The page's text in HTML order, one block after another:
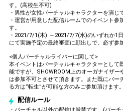
す。(高校生不可)
・男性が女性バーチャルキャラクターを演じ
・運営が用意した配信ルームでのイベント参
す。
・2021/7/1(木) ～2021/7/7(水)のいずれか1
にて実施予定の最終審査に顔出しで、必ず参
<個人バーチャルライバーに関して>
本イベントはバーチャルキャラクターとして
能ですが、SHOWROOM上のオーガナイザ
は参加不可とさせて頂きます。また既にバー
る方は”転生”が可能な方のみご参加頂けます。
配信ルール